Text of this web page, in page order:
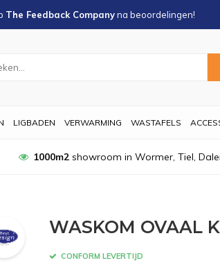
The Feedback Companyna beoordelingen!
LIGBADEN VERWARMING WASTAFELS
1000m2showroom in Wormer, Tiel,
WASKOM OVAAL
CONFORM LEVERTIJD